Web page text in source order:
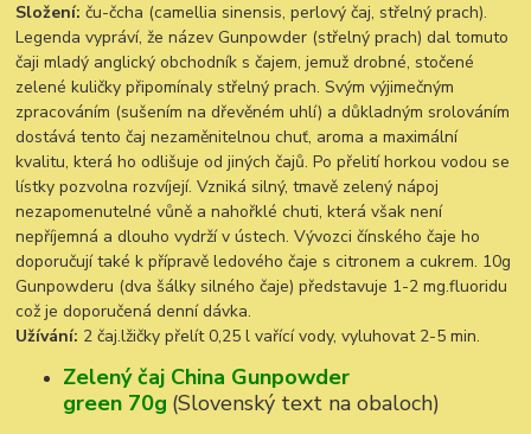
Složení: ču-čcha (camellia sinensis, perlový čaj, střelný prach).
Legenda vypráví, že název Gunpowder (střelný prach) dal tomuto
čaji mladý anglický obchodník s čajem, jemuž drobné, stočené
zelené kuličky připomínaly střelný prach. Svým výjimečným
zpracováním (sušením na dřevěném uhlí) a důkladným srolováním
dostává tento čaj nezaměnitelnou chuť, aroma a maximální
kvalitu, která ho odlišuje od jiných čajů. Po přelití horkou vodou se
lístky pozvolna rozvíjejí. Vzniká silný, tmavě zelený nápoj
nezapomenutelné vůně a nahořklé chuti, která však není
nepříjemná a dlouho vydrží v ústech. Vývozci čínského čaje ho
doporučují také k přípravě ledového čaje s citronem a cukrem. 10g
Gunpowderu (dva šálky silného čaje) představuje 1-2 mg.fluoridu
což je doporučená denní dávka.
Užívání: 2 čaj.lžičky přelít 0,25 l vařící vody, vyluhovat 2-5 min.
Zelený čaj China Gunpowder
green 70g (Slovenský text na obaloch)